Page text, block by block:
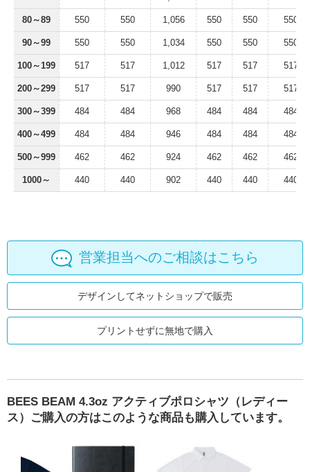
80～89 550 550 1,056 550 550 550
90～99 550 550 1,034 550 550 550
100～199 517 517 1,012 517 517 517
200～299 517 517 990 517 517 517
300～399 484 484 968 484 484 484
400～499 484 484 946 484 484 484
500～999 462 462 924 462 462 462
1000～ 440 440 902 440 440 440
営業担当へのご相談はこちら
デザインしてネットショップで販売
プリントせずに無地で購入
BEES BEAM 4.3oz アクティブポロシャツ（レディー
ス）ご購入の方はこのような商品も購入しています。
イクルポリエステル B4トートバッグ
BEES BEAM 4.3oz アクティブポロシャツ
EDiT 方眼ノート A5正寸